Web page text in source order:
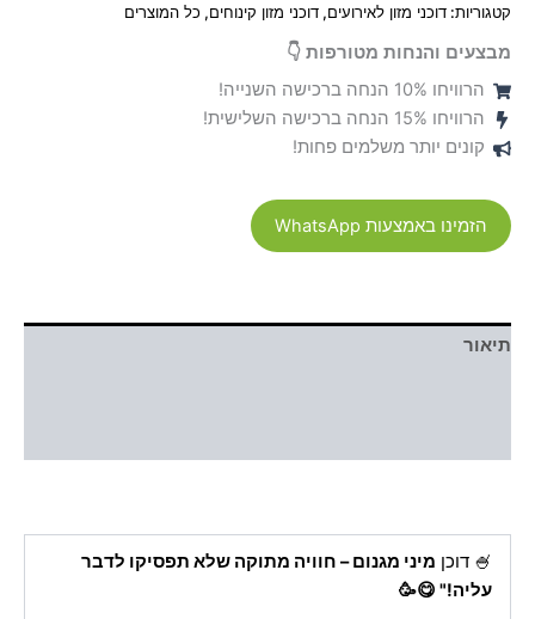
קטגוריות: דוכני מזון לאירועים, דוכני מזון קינוחים, כל המוצרים
מבצעים והנחות מטורפות 👇
הרוויחו 10% הנחה ברכישה השנייה!
הרוויחו 15% הנחה ברכישה השלישית!
קונים יותר משלמים פחות!
הזמינו באמצעות WhatsApp
תיאור
🍧 דוכן מיני מגנום – חוויה מתוקה שלא תפסיקו לדבר
עליה!" 😋🥳